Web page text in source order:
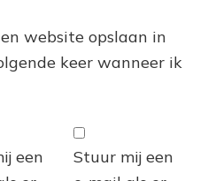
website opslaan in
keer wanneer ik
een
Stuur mij een